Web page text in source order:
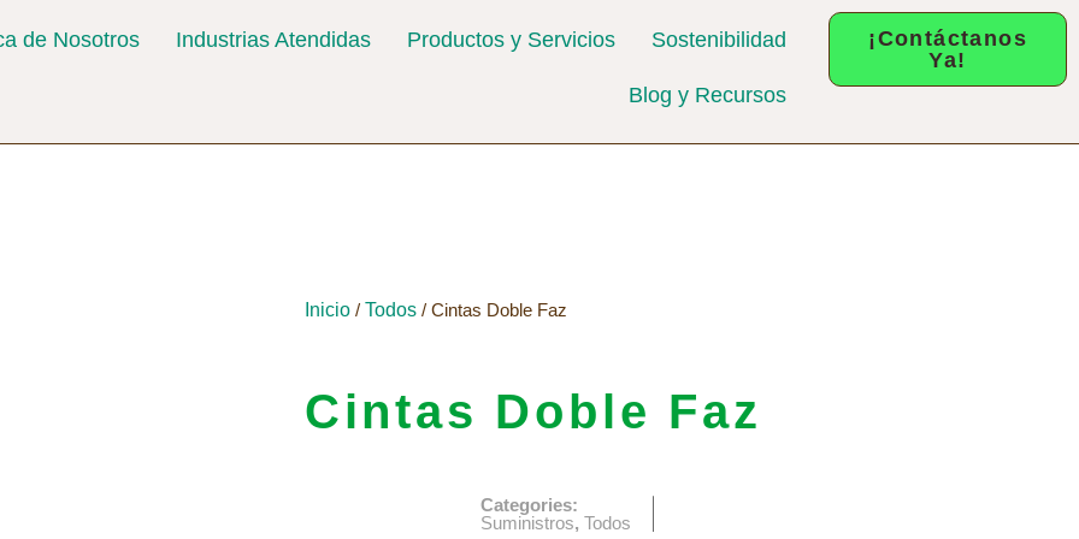
de Nosotros Industrias Atendidas Productos y Servicios Sostenibilidad
Blog y Recursos
¡Contáctanos
Ya!
Inicio/ Todos/ Cintas Doble Faz
Cintas Doble Faz
Categories:
Suministros,Todos